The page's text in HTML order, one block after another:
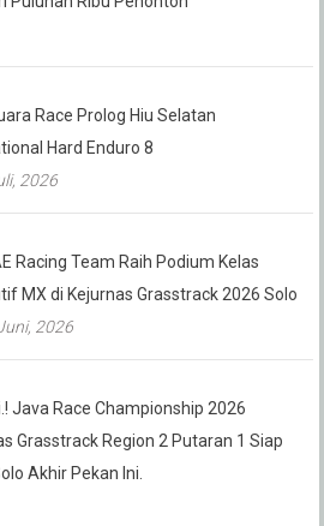
Race Prolog Hiu Selatan
Hard Enduro 8
2026
Racing Team Raih Podium Kelas
MX di Kejurnas Grasstrack 2026 Solo
2026
Java Race Championship 2026
Grasstrack Region 2 Putaran 1 Siap
Akhir Pekan Ini.